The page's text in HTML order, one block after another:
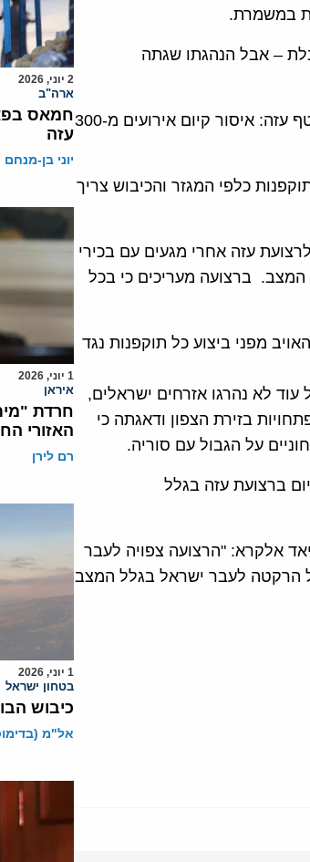
במשמרת.
– אבל הנהגתו שגתה
עדכון 14:32: בעקבות ההסלמה: הנחיות מיוחדות לתושבים בשדרות בעוטף עזה: איסור קיום אירועים מ-300
תוקפנות כלפי המגזר והכיבוש צריך
לרצועת עזה אחרי מגעים עם בכירי
המצב. ברצועה מעריכים כי בכל
מפני ביצוע כל תוקפנות נגד
לא נהרגו אזרחים ישראלים,
בזירת הצפון ודאגתה כי
על הגבול עם סוריה.
ברצועת עזה בגלל
אלקרא: "הרצועה צפויה לעבר
הרקטה לעבר ישראל בגלל המצב
2 יוני, 2026
ארה"ב
חמאס
עזה
יוני בן-מנחם
1 יוני, 2026
איראן
חרדת
האזורי
רם לירן
1 יוני, 2026
בטחון ישראל
כיבוש
אל"מ